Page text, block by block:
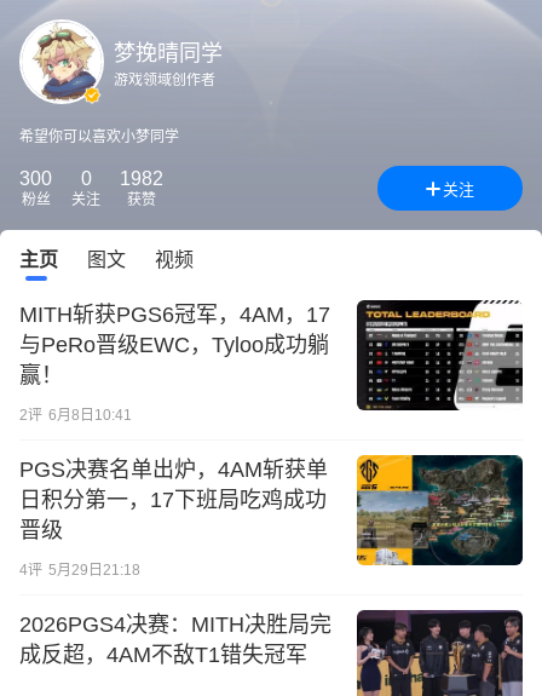
梦挽晴同学
游戏领域创作者
希望你可以喜欢小梦同学
300
粉丝
0
关注
1982
获赞
关注
主页 图文 视频
MITH斩获PGS6冠军，4AM，17
与PeRo晋级EWC，Tyloo成功躺
赢！
2评 6月8日10:41
PGS决赛名单出炉，4AM斩获单
日积分第一，17下班局吃鸡成功
晋级
4评 5月29日21:18
2026PGS4决赛：MITH决胜局完
成反超，4AM不敌T1错失冠军